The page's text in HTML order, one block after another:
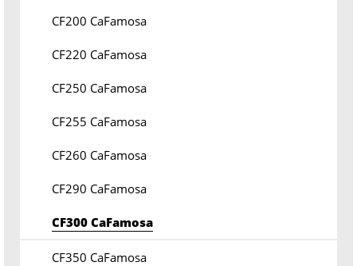
CF200 CaFamosa
CF220 CaFamosa
CF250 CaFamosa
CF255 CaFamosa
CF260 CaFamosa
CF290 CaFamosa
CF300 CaFamosa
CF350 CaFamosa